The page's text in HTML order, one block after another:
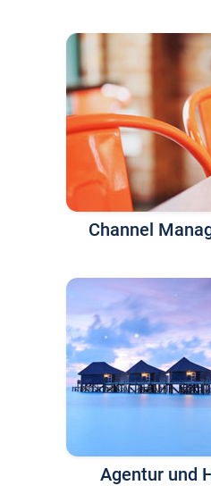
Channel
Agentur und